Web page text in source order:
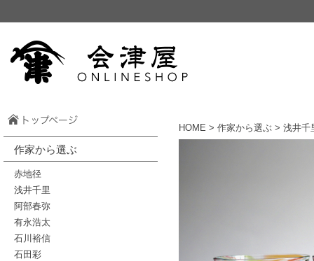
作家から選ぶ
赤地径
浅井千里
阿部春弥
有永浩太
石川裕信
石田彩
HOME > 作家から選ぶ > 浅井千